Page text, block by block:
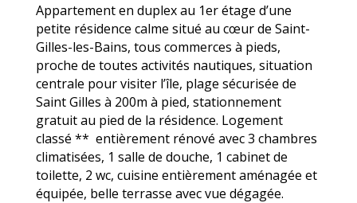
Appartement en duplex au 1er étage d’une
petite résidence calme situé au cœur de Saint-
Gilles-les-Bains, tous commerces à pieds,
proche de toutes activités nautiques, situation
centrale pour visiter l’île, plage sécurisée de
Saint Gilles à 200m à pied, stationnement
gratuit au pied de la résidence. Logement
classé ** entièrement rénové avec 3 chambres
climatisées, 1 salle de douche, 1 cabinet de
toilette, 2 wc, cuisine entièrement aménagée et
équipée, belle terrasse avec vue dégagée.